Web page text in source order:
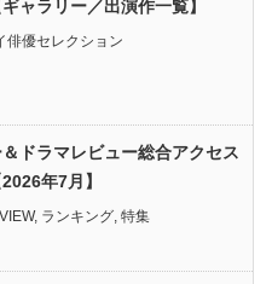
ャラリー／出演作一覧】
俳優セレクション
ドラマレビュー総合アクセス
年7月】
, ランキング, 特集